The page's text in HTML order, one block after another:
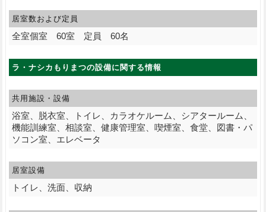
居室数および定員
全室個室 60室 定員 60名
ラ・ナシカもりまつの設備に関する情報
共用施設・設備
浴室、脱衣室、トイレ、カラオケルーム、シアタールーム、
機能訓練室、相談室、健康管理室、喫煙室、食堂、図書・パ
ソコン室、エレベータ
居室設備
トイレ、洗面、収納